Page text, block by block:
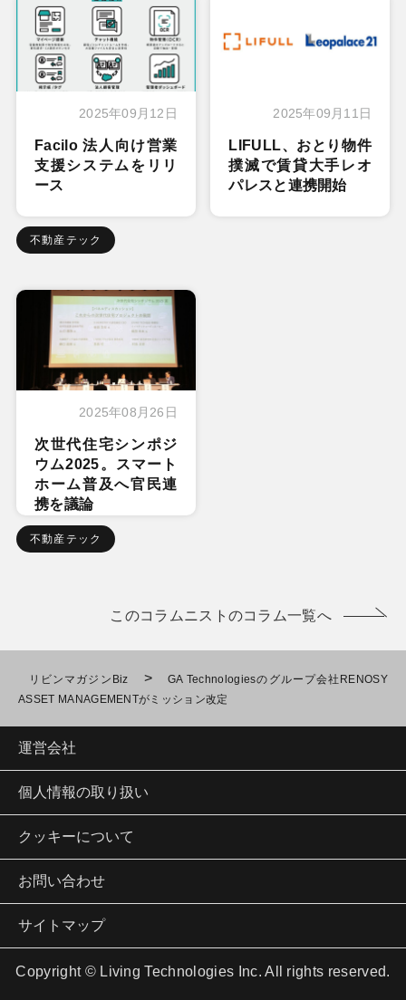
2025年09月12日
Facilo 法人向け営業
支援システムをリリ
ース
不動産テック
2025年09月11日
LIFULL、おとり物件
撲滅で賃貸大手レオ
パレスと連携開始
2025年08月26日
次世代住宅シンポジ
ウム2025。スマート
ホーム普及へ官民連
携を議論
不動産テック
このコラムニストのコラム一覧へ
リビンマガジンBiz >
GA Technologiesのグループ会社RENOSY
ASSET MANAGEMENTがミッション改定
運営会社
個人情報の取り扱い
クッキーについて
お問い合わせ
サイトマップ
Copyright © Living Technologies Inc. All rights reserved.